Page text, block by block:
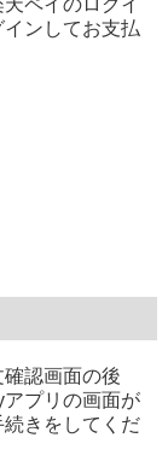
ンしてお支払
認画面の後
プリの画面が
きをしてくだ